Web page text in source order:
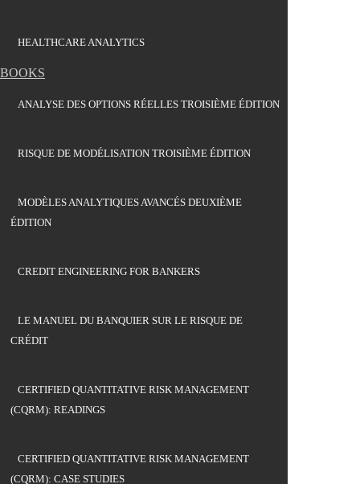
HEALTHCARE ANALYTICS
BOOKS
ANALYSE DES OPTIONS RÉELLES TROISIÈME ÉDITION
RISQUE DE MODÉLISATION TROISIÈME ÉDITION
MODÈLES ANALYTIQUES AVANCÉS DEUXIÈME
ÉDITION
CREDIT ENGINEERING FOR BANKERS
LE MANUEL DU BANQUIER SUR LE RISQUE DE
CRÉDIT
CERTIFIED QUANTITATIVE RISK MANAGEMENT
(CQRM): READINGS
CERTIFIED QUANTITATIVE RISK MANAGEMENT
(CQRM): CASE STUDIES